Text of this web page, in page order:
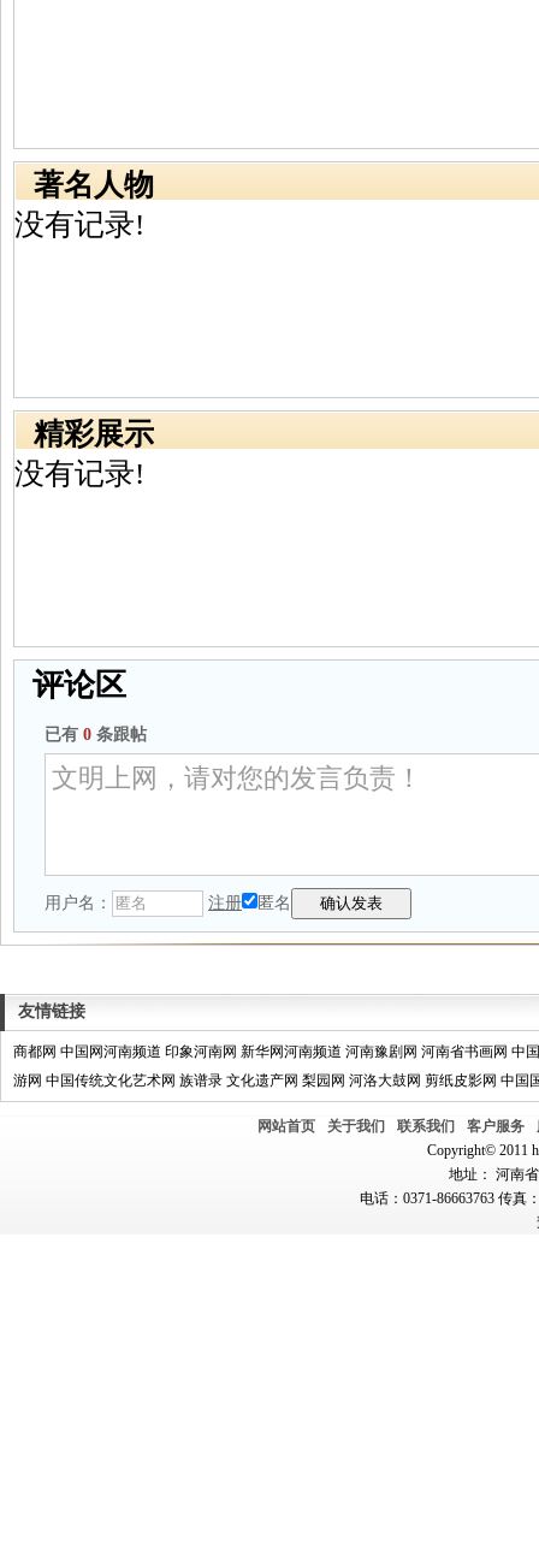
著名人物
没有记录!
精彩展示
没有记录!
评论区
已有 0 条跟帖
用户名： 注册 匿名
友情链接
商都网 中国网河南频道 印象河南网 新华网河南频道 河南豫剧网 河南省书画网 中
游网 中国传统文化艺术网 族谱录 文化遗产网 梨园网 河洛大鼓网 剪纸皮影网 中国
网站首页 关于我们 联系我们 客户服务
Copyright© 2011
地址： 河南
电话：0371-86663763 传真